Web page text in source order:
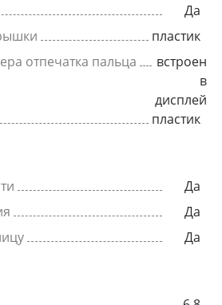
Да
пластик
отпечатка пальца
встроен
в
дисплей
пластик
Да
Да
Да